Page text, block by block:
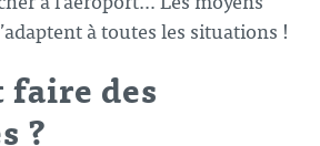
à toutes les situations !
faire des
?